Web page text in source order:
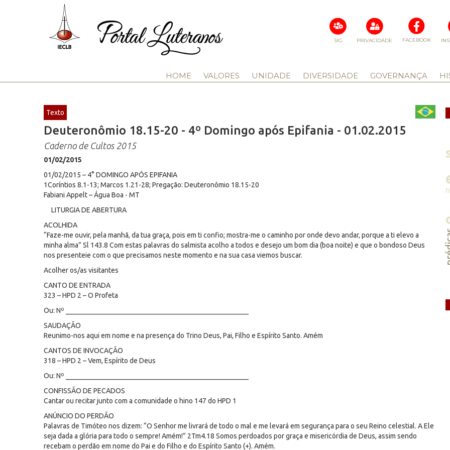
FACEBOOK
PRIVACIDADE
SIG
HOME VALORES UNIDADE DIVERSIDADE GOVERNANÇA
Texto
Deuteronômio 18.15-20 - 4º Domingo após Epifania - 01.02.2015
Caderno de Cultos 2015
01/02/2015
01/02/2015 – 4° DOMINGO APÓS EPIFANIA
1Coríntios 8.1-13; Marcos 1.21-28; Pregação: Deuteronômio 18.15-20
Fabiani Appelt – Água Boa - MT
LITURGIA DE ABERTURA
ACOLHIDA
“Faze-me ouvir, pela manhã, da tua graça, pois em ti confio; mostra-me o caminho por onde devo andar, porque a ti elevo a
minha alma” Sl 143.8 Com estas palavras do salmista acolho a todos e desejo um bom dia (boa noite) e que o bondoso Deus
nos presenteie com o que precisamos neste momento e na sua casa viemos buscar.
Acolher os/as visitantes
CANTO DE ENTRADA
323 – HPD 2 – O Profeta
Ou: Nº ____________________________________________________
SAUDAÇÃO
Reunimo-nos aqui em nome e na presença do Trino Deus, Pai, Filho e Espírito Santo. Amém
CANTOS DE INVOCAÇÃO
318 – HPD 2 – Vem, Espírito de Deus
Ou: Nº ____________________________________________________
CONFISSÃO DE PECADOS
Cantar ou recitar junto com a comunidade o hino 147 do HPD 1
ANÚNCIO DO PERDÃO
Palavras de Timóteo nos dizem: “O Senhor me livrará de todo o mal e me levará em segurança para o seu Reino celestial. A Ele
seja dada a glória para todo o sempre! Amém!” 2Tm4.18 Somos perdoados por graça e misericórdia de Deus, assim sendo
recebam o perdão em nome do Pai e do Filho e do Espírito Santo (+). Amém.